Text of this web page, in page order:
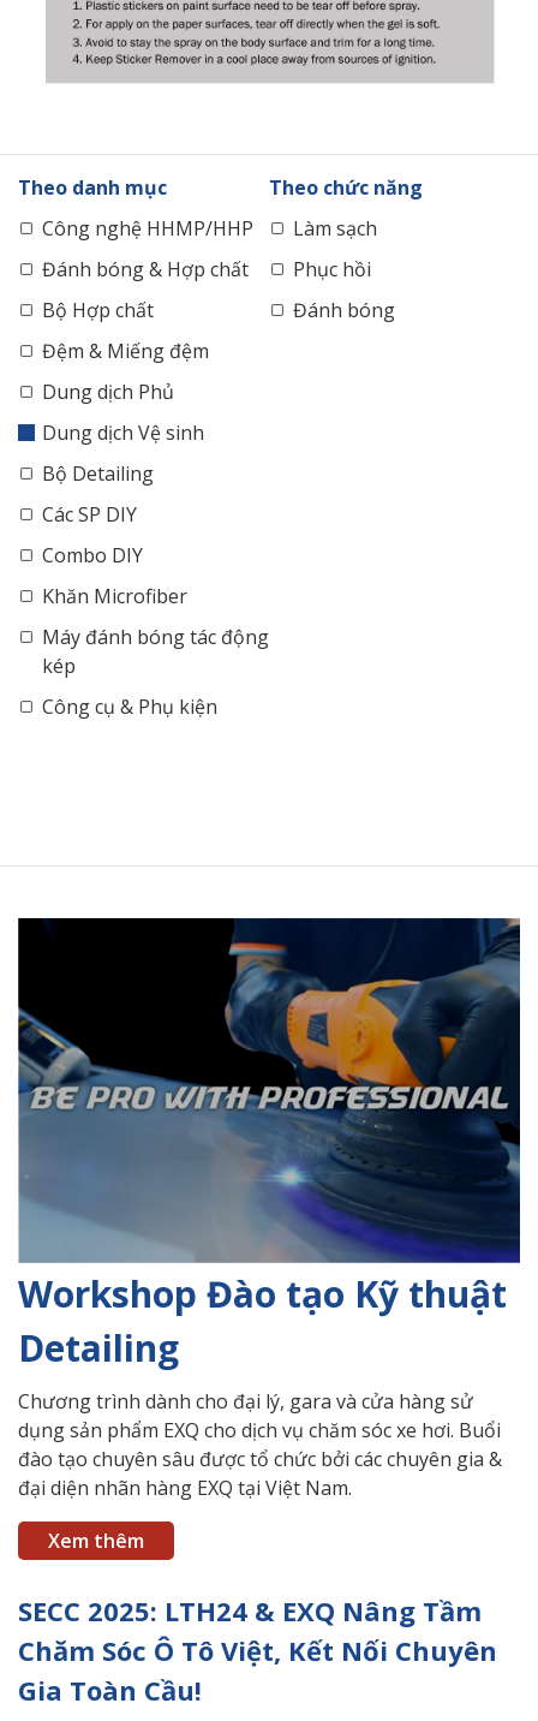
Theo danh mục
Công nghệ HHMP/HHP
Đánh bóng & Hợp chất
Bộ Hợp chất
Đệm & Miếng đệm
Dung dịch Phủ
Dung dịch Vệ sinh
Bộ Detailing
Các SP DIY
Combo DIY
Khăn Microfiber
Máy đánh bóng tác động
kép
Công cụ & Phụ kiện
Theo chức năng
Làm sạch
Phục hồi
Đánh bóng
Workshop Đào tạo Kỹ thuật
Detailing
Chương trình dành cho đại lý, gara và cửa hàng sử
dụng sản phẩm EXQ cho dịch vụ chăm sóc xe hơi. Buổi
đào tạo chuyên sâu được tổ chức bởi các chuyên gia &
đại diện nhãn hàng EXQ tại Việt Nam.
Xem thêm
SECC 2025: LTH24 & EXQ Nâng Tầm
Chăm Sóc Ô Tô Việt, Kết Nối Chuyên
Gia Toàn Cầu!